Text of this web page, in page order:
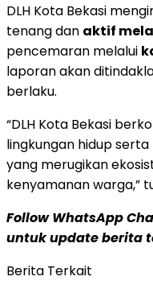
DLH Kota Bekasi
tenang dan aktif
pencemaran melalui
laporan akan
berlaku.
“DLH Kota Bekasi
lingkungan hidup
yang merugikan
kenyamanan warga,”
Follow WhatsApp
untuk update berita
Berita Terkait